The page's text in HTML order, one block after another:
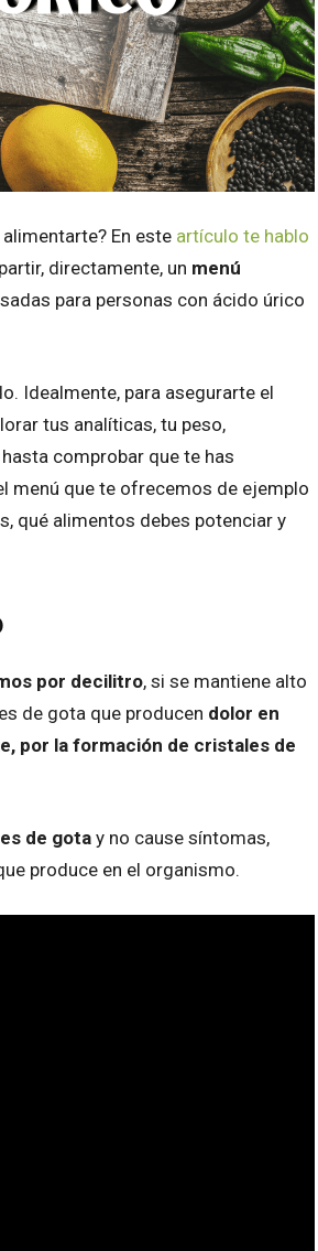
En este artículo te hablo
directamente, un menú
para personas con ácido úrico
Idealmente, para asegurarte el
tus analíticas, tu peso,
comprobar que te has
menú que te ofrecemos de ejemplo
qué alimentos debes potenciar y
por decilitro, si se mantiene alto
de gota que producen dolor en
por la formación de cristales de
de gotay no cause síntomas,
produce en el organismo.